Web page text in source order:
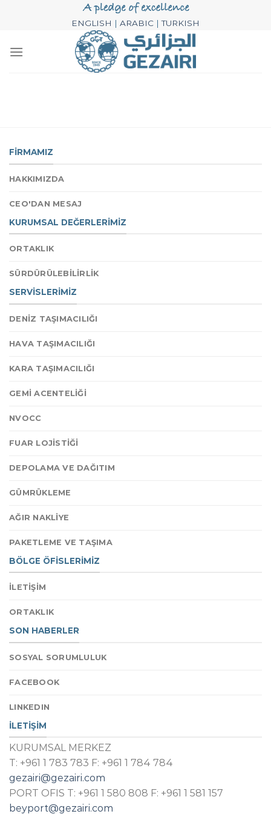
ENGLISH | ARABIC |TURKISH
FİRMAMIZ
HAKKIMIZDA
CEO'DAN MESAJ
KURUMSAL DEĞERLERİMİZ
ORTAKLIK
SÜRDÜRÜLEBİLİRLİK
SERVİSLERİMİZ
DENİZ TAŞIMACILIĞI
HAVA TAŞIMACILIĞI
KARA TAŞIMACILIĞI
GEMİ ACENTELİĞİ
NVOCC
FUAR LOJİSTİĞİ
DEPOLAMA VE DAĞITIM
GÜMRÜKLEME
AĞIR NAKLİYE
PAKETLEME VE TAŞIMA
BÖLGE ÖFİSLERİMİZ
İLETİŞİM
ORTAKLIK
SON HABERLER
SOSYAL SORUMLULUK
FACEBOOK
LINKEDIN
İLETİŞİM
KURUMSAL MERKEZ
T: +961 1 783 783 F: +961 1 784 784
gezairi@gezairi.com
PORT OFIS T: +961 1 580 808 F: +961 1 581 157
beyport@gezairi.com